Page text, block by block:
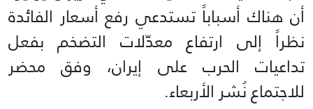
أن هناك أسباباً تستدعي رفع أسعار الفائدة
نظراً إلى ارتفاع معدّلات التضخم بفعل
تداعيات الحرب على إيران، وفق محضر
للاجتماع نُشر الأربعاء.